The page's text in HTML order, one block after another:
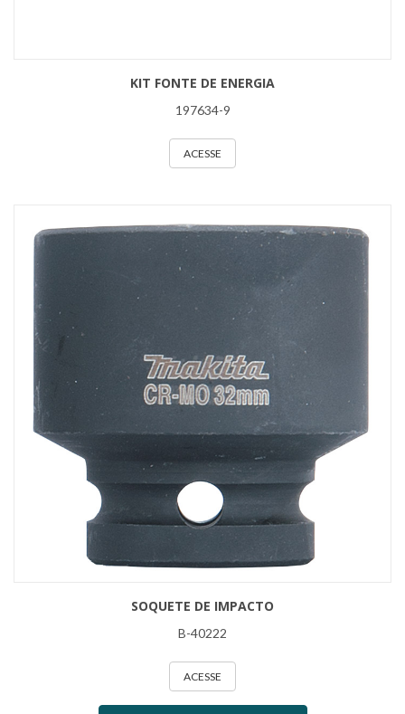
KIT FONTE DE ENERGIA
197634-9
ACESSE
SOQUETE DE IMPACTO
B-40222
ACESSE